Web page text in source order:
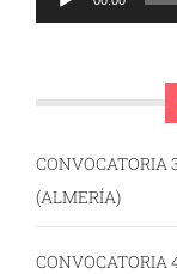
CONVOCATORIA
(ALMERÍA)
CONVOCATORIA